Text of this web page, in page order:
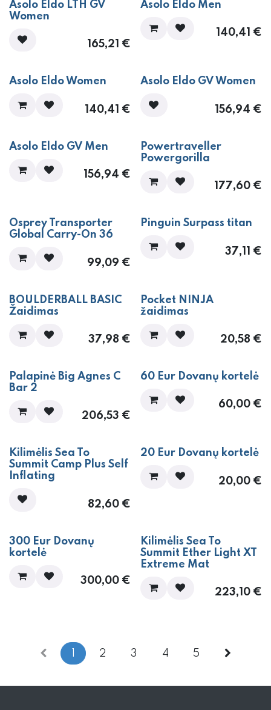
​​​​​​Asolo Eldo LTH GV
Women
165,21 €
​​​​​​Asolo Eldo Men
140,41 €
​​​​​​Asolo Eldo Women
140,41 €
​​​​​​Asolo Eldo GV Women
156,94 €
​​​​​​Asolo Eldo GV Men
156,94 €
​​​​​​Powertraveller
Powergorilla
177,60€
​​​​​​Osprey Transporter
Global Carry-On 36
99,09 €
​​​​​Pinguin Surpass titan
37,11 €
NAUJIENA!
BOULDERBALL BASIC
Žaidimas
37,98 € NAUJIENA!
Pocket NINJA
žaidimas
20,58 €
​Palapinė Big Agnes C
Bar 2
206,53 €
60 Eur Dovanų kortelė
60,00€
​Kilimėlis Sea To
Summit Camp Plus Self
Inflating
82,60€
20 Eur Dovanų kortelė
20,00€
300 Eur Dovanų
kortelė
300,00€
​Kilimėlis Sea To
Summit Ether Light XT
Extreme Mat
223,10€
2 3 4 5